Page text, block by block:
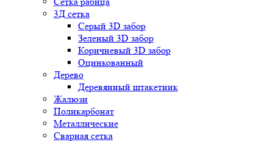
3Д сетка
Серый 3D забор
Зеленый 3D забор
Коричневый 3D забор
Оцинкованный
Дерево
Деревянный штакетник
Жалюзи
Поликарбонат
Металлические
Сварная сетка